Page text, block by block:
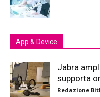
App & Device
Jabra
supporta
Redazione